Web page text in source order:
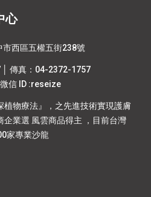
心
西區五權五街238號
傳真：04-2372-1757
信 ID :reseize
植物療法』，之先進技術實現護膚
企業選 風雲商品得主 ，目前台灣
家專業沙龍